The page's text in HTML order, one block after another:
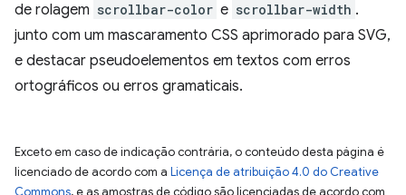
de rolagem scrollbar-color e scrollbar-width .
junto com um mascaramento CSS aprimorado para SVG,
e destacar pseudoelementos em textos com erros
ortográficos ou erros gramaticais.
Exceto em caso de indicação contrária, o conteúdo desta página é
licenciado de acordo com a Licença de atribuição 4.0 do Creative
Commons, e as amostras de código são licenciadas de acordo com